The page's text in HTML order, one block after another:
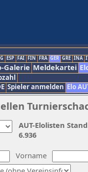
ESP FAI FIN FRA GER GRE INA
Galerie Meldekartei
Spieler anmelden Elo
Vorname
AUT-Elolisten
6.936